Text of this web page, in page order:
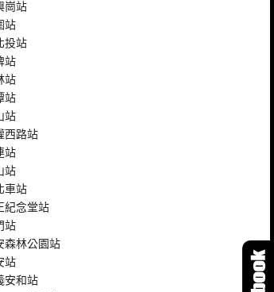
崗站
站
投站
站
站
站
站
西路站
站
站
車站
紀念堂站
站
森林公園站
站
安和站